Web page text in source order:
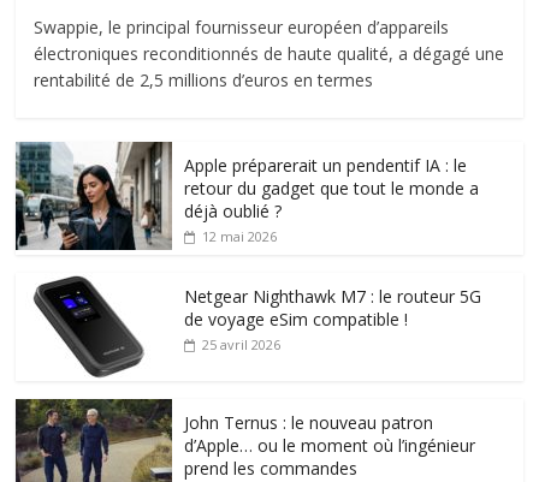
Swappie, le principal fournisseur européen d’appareils
électroniques reconditionnés de haute qualité, a dégagé une
rentabilité de 2,5 millions d’euros en termes
Apple préparerait un pendentif IA : le
retour du gadget que tout le monde a
déjà oublié ?
12 mai 2026
Netgear Nighthawk M7 : le routeur 5G
de voyage eSim compatible !
25 avril 2026
John Ternus : le nouveau patron
d’Apple… ou le moment où l’ingénieur
prend les commandes